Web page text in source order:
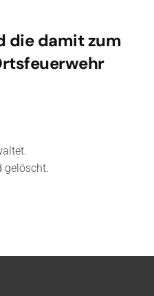
die damit zum
gelöscht.